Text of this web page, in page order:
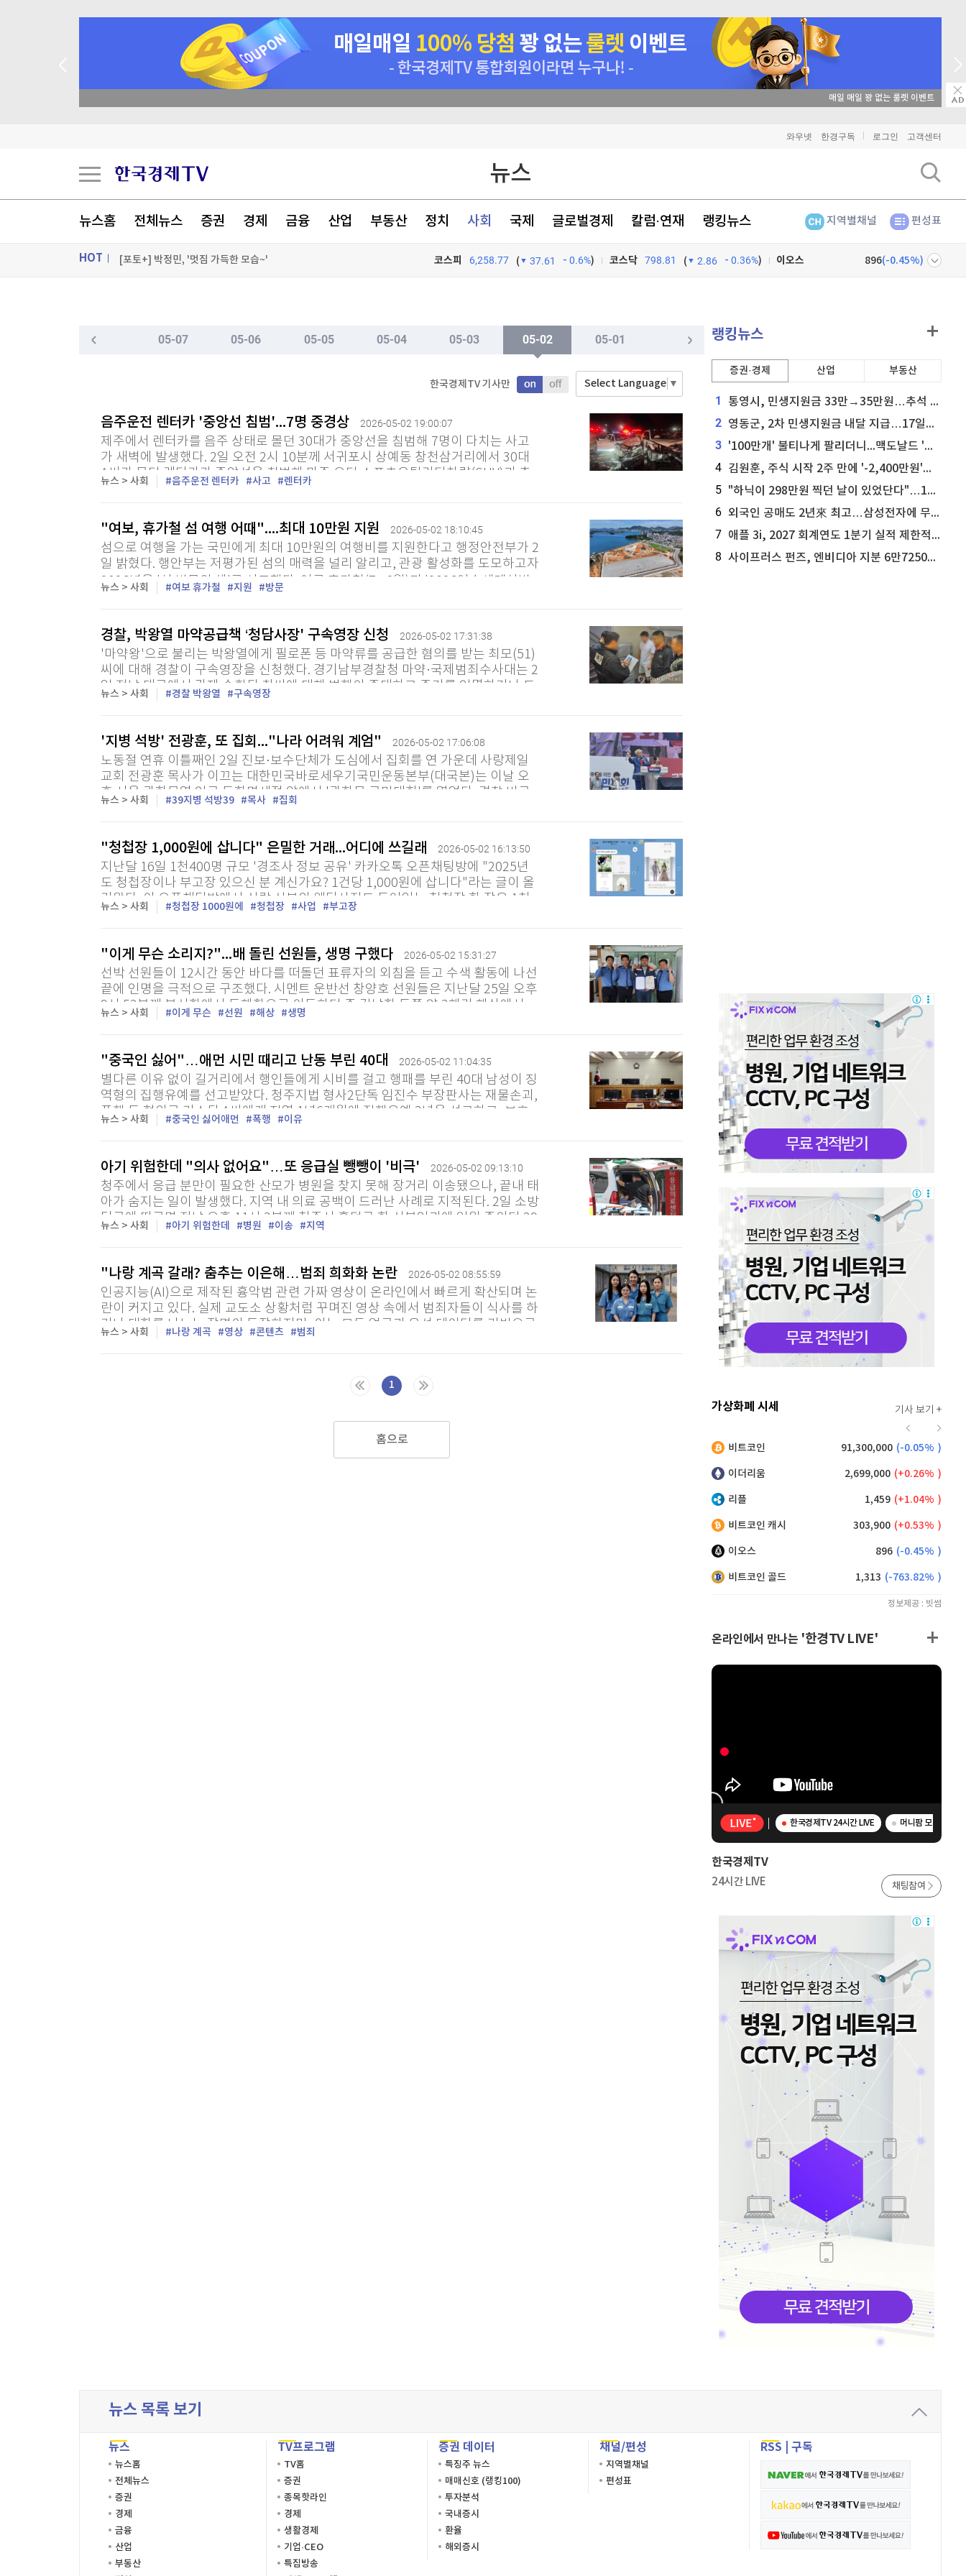
매일 매일 꽝 없는 룰렛 이벤트
와우넷 한경구독 로그인 고객센터
뉴스
뉴스홈 전체뉴스 증권 경제 금융 산업 부동산 정치 사회 국제 글로벌경제 칼럼·연재 랭킹뉴스 지역별채널 편성표
HOT
삼전닉스 2배 규제 통했지만…돈은 '풍선 효과'
[포토+] 박정민, '멋짐 가득한 모습~'
"나야, '흑백요리사' 시즌3"
호르무즈 해협 통항 정상화 가시화…이란 "美 배상 등 조건 충족돼야"
코스피 6,258.77 ( 37.61 0.6%) 코스닥 798.81 ( 2.86 0.36%)
91,300,000(-0.05%)
이더리움 2,699,000 ( 0.26%)
)
896 -0.45%)
비트코인 골드 1,313(-763.82%)
온로드 (ON ROAD) 인사이트
뉴스홈
글로벌경제
칼럼·연재
랭킹뉴스
TV홈
경제
기업·CEO
특집방송
전체 프로그램
무료방송
추천 상품
오늘의 특징주
이벤트
마켓이슈
미네르바아카데미
스페셜강의
투자/재테크
[모집-3기-] 돈버는 트레이딩 투자 북클럽
[할인50%] 한·미 투자 올인원 클래스
증권 데이터
특징주 뉴스
매매신호 (랭킹100)
환율
해외증시
채널/편성
지역별채널
편성표
05-07 05-06 05-05 05-04 05-03 05-02 05-01
이전주
Select Language ▼
한국경제TV 기사만
음주운전 렌터카 '중앙선 침범'...7명 중경상 2026-05-02 19:00:07
제주에서 렌터카를 음주 상태로 몰던 30대가 중앙선을 침범해 7명이 다치는 사고
가 새벽에 발생했다. 2일 오전 2시 10분께 서귀포시 상예동 창천삼거리에서 30대
A씨가 몰던 렌터카가 중앙선을 침범해 마주 오던 스포츠유틸리티차량(SUV)과 충
돌했다. 이 사고로 렌터카와 SUV에 타고 있던 7명이 중경상을 입었다. 사고 당시...
뉴스 > 사회 음주운전 렌터카 사고 렌터카
"여보, 휴가철 섬 여행 어때"....최대 10만원 지원 2026-05-02 18:10:45
섬으로 여행을 가는 국민에게 최대 10만원의 여행비를 지원한다고 행정안전부가 2
일 밝혔다. 행안부는 저평가된 섬의 매력을 널리 알리고, 관광 활성화를 도모하고자
2026년을 '섬 방문의 해'로 선포했다. 여름 휴가철(7∼8월)과 '2026여수세계섬박
람회'(9·5∼11·4) 기간 섬을 방문해 1박 이상 머무는...
뉴스 > 사회 여보 휴가철 지원 방문
경찰, 박왕열 마약공급책 ‘청담사장' 구속영장 신청 2026-05-02 17:31:38
'마약왕'으로 불리는 박왕열에게 필로폰 등 마약류를 공급한 혐의를 받는 최모(51)
씨에 대해 경찰이 구속영장을 신청했다. 경기남부경찰청 마약·국제범죄수사대는 2
일 전날 태국에서 강제 송환된 최씨에 대해 범행이 중대하고 증거를 인멸하거나 도
주할 우려가 있다고 보고 영장을 신청했다. 최씨는 2019년부터...
뉴스 > 사회 경찰 박왕열 구속영장
'지병 석방' 전광훈, 또 집회..."나라 어려워 계엄" 2026-05-02 17:06:08
노동절 연휴 이틀째인 2일 진보·보수단체가 도심에서 집회를 연 가운데 사랑제일
교회 전광훈 목사가 이끄는 대한민국바로세우기국민운동본부(대국본)는 이날 오
후 서울 광화문역 인근 동화면세점 앞에서 '광화문 국민대회'를 열었다. 경찰 비공
식 추산 6천명이 참석한 가운데 연단에 선 전 목사는 "계엄령은...
뉴스 > 사회 39지병 석방39 목사 집회
"청첩장 1,000원에 삽니다" 은밀한 거래...어디에 쓰길래 2026-05-02 16:13:50
지난달 16일 1천400명 규모 '경조사 정보 공유' 카카오톡 오픈채팅방에 "2025년
도 청첩장이나 부고장 있으신 분 계신가요? 1건당 1,000원에 삽니다"라는 글이 올
라왔다. 이 오픈채팅방에서 신랑 신부의 웨딩사진도 들어있는 청첩장 한 장은 1천
원에, 상주 휴대전화와 가족관계, 계좌번호가 적힌 부고장은 500원에...
뉴스 > 사회 청첩장 1000원에 청첩장 사업 부고장
"이게 무슨 소리지?"...배 돌린 선원들, 생명 구했다 2026-05-02 15:31:27
선박 선원들이 12시간 동안 바다를 떠돌던 표류자의 외침을 듣고 수색 활동에 나선
끝에 인명을 극적으로 구조했다. 시멘트 운반선 창양호 선원들은 지난달 25일 오후
9시 52분께 부산항에서 동해항으로 이동하던 중 길남항 동쪽 약 3해리 해상에서
"살려달라"는 목소리를 들었다. 선원들은 즉시 기적을 울리며 주변...
뉴스 > 사회 이게 무슨 선원 해상 생명
"중국인 싫어"…애먼 시민 때리고 난동 부린 40대 2026-05-02 11:04:35
별다른 이유 없이 길거리에서 행인들에게 시비를 걸고 행패를 부린 40대 남성이 징
역형의 집행유예를 선고받았다. 청주지법 형사2단독 임진수 부장판사는 재물손괴,
폭행 등 혐의로 기소된 A씨에게 징역 1년6개월에 집행유예 3년을 선고하고, 보호
관찰 3년과 사회봉사 200시간을 명령했다고 2일 밝혔다. A씨는 지난해 6월...
뉴스 > 사회 중국인 싫어애먼 폭행 이유
아기 위험한데 "의사 없어요"…또 응급실 뺑뺑이 '비극' 2026-05-02 09:13:10
청주에서 응급 분만이 필요한 산모가 병원을 찾지 못해 장거리 이송됐으나, 끝내 태
아가 숨지는 일이 발생했다. 지역 내 의료 공백이 드러난 사례로 지적된다. 2일 소방
당국에 따르면 전날 오후 11시 3분께 청주시 흥덕구 한 산부인과에 입원 중이던 29
주차 산모 A(30대)씨의 태아 심박수가 떨어진다는 119 신고가...
뉴스 > 사회 아기 위험한데 병원 이송 지역
"나랑 계곡 갈래? 춤추는 이은해…범죄 희화화 논란 2026-05-02 08:55:59
인공지능(AI)으로 제작된 흉악범 관련 가짜 영상이 온라인에서 빠르게 확산되며 논
란이 커지고 있다. 실제 교도소 상황처럼 꾸며진 영상 속에서 범죄자들이 식사를 하
거나 대화를 나누는 장면이 등장하지만, 이는 모두 얼굴과 음성 데이터를 기반으로
만들어진 허위 콘텐츠다. 2일 유튜브 등 플랫폼에는 연쇄살인범...
뉴스 > 사회 나랑 계곡 영상 콘텐츠 범죄
1
홈으로
랭킹뉴스
증권·경제 산업 부동산
1 통영시, 민생지원금 33만→35만원…추석 전 푼다
2 영동군, 2차 민생지원금 내달 지급…17일부터 신청 접수
3 '100만개' 불티나게 팔리더니...맥도날드 '충주찰옥수수버거' 돌연 판매 종료
4 김원훈, 주식 시작 2주 만에 '-2,400만원'…"차 한 대 값 날렸다"
5 "하닉이 298만원 찍던 날이 있었단다"…100만 클릭 '전래동화' 정체
6 외국인 공매도 2년來 최고…삼성전자에 무슨일이 [B급기자의 B급리포트]
7 애플 3i, 2027 회계연도 1분기 실적 제한적 검토 통과
8 사이프러스 펀즈, 엔비디아 지분 6만7250주 매각
가상화폐 시세 기사 보기 +
비트코인 91,300,000 (-0.05% )
이더리움 2,699,000 ( 0.26% )
리플 1,459 ( 1.04% )
비트코인 캐시 303,900 ( 0.53% )
이오스 896 (-0.45% )
비트코인 골드 1,313 (-763.82% )
정보제공 : 빗썸
온라인에서 만나는 '한경TV LIVE'
한국경제TV 24시간 LIVE 머니팜 모닝라이브
한국경제TV
24시간 LIVE 채팅참여
뉴스 목록 보기
뉴스
뉴스홈
전체뉴스
증권
경제
금융
산업
부동산
TV프로그램
TV홈
증권
종목핫라인
경제
생활경제
기업·CEO
특집방송
증권 데이터
특징주 뉴스
매매신호 (랭킹100)
투자분석
국내증시
환율
해외증시
채널/편성
지역별채널
편성표
RSS 구독